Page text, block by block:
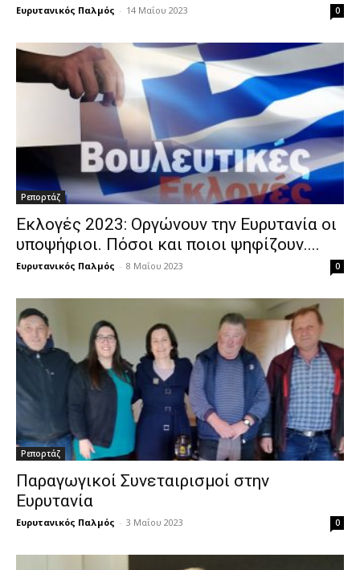
Ευρυτανικός Παλμός - 14 Μαΐου 2023 0
Ρεπορτάζ
Εκλογές 2023: Οργώνουν την Ευρυτανία οι
υποψήφιοι. Πόσοι και ποιοι ψηφίζουν....
Ευρυτανικός Παλμός - 8 Μαΐου 2023 0
Ρεπορτάζ
Παραγωγικοί Συνεταιρισμοί στην
Ευρυτανία
Ευρυτανικός Παλμός - 3 Μαΐου 2023 0